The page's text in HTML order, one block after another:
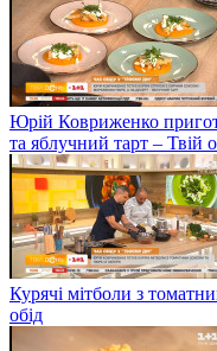
Юрій Ковриженко
та яблучний тарт – Твій
Курячі мітболи з
обід